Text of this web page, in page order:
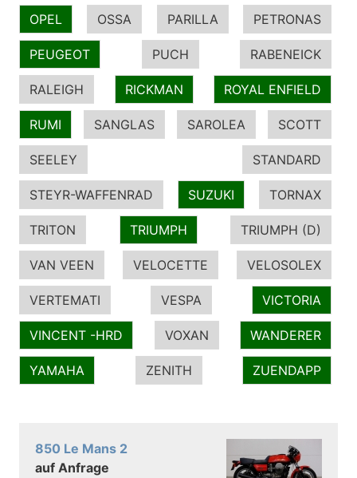
OPEL OSSA PARILLA PETRONAS
PEUGEOT PUCH RABENEICK
RALEIGH RICKMAN ROYAL ENFIELD
RUMI SANGLAS SAROLEA SCOTT
SEELEY STANDARD
STEYR-WAFFENRAD SUZUKI TORNAX
TRITON TRIUMPH TRIUMPH (D)
VAN VEEN VELOCETTE VELOSOLEX
VERTEMATI VESPA VICTORIA
VINCENT -HRD VOXAN WANDERER
YAMAHA ZENITH ZUENDAPP
850 Le Mans 2
auf Anfrage